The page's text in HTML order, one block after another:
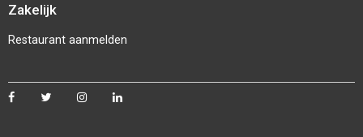
Zakelijk
Restaurant aanmelden